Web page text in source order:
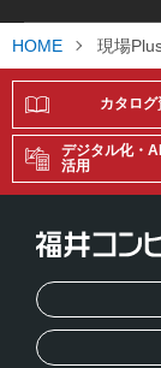
HOME 現場
カタロ
デジタル化・
活用